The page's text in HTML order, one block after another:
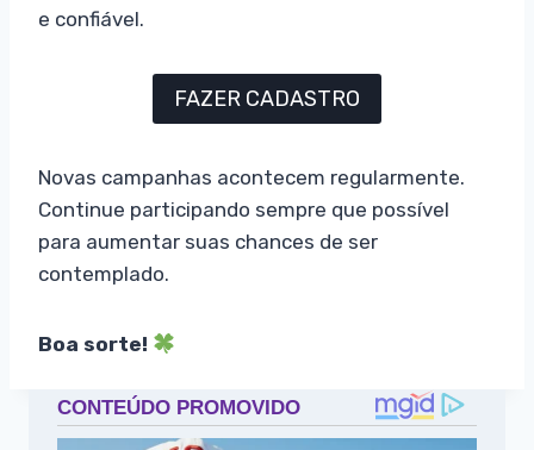
e confiável.
FAZER CADASTRO
Novas campanhas acontecem regularmente.
Continue participando sempre que possível
para aumentar suas chances de ser
contemplado.
Boa sorte!